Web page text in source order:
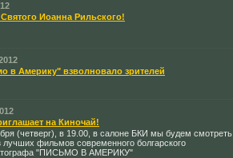
Иоанна Рильского!
в Америку" взволновало зрителей
на Киночай!
(четверг), в 19.00, в салоне БКИ мы будем смотреть
лучших фильмов современного болгарского
"ПИСЬМО В АМЕРИКУ"